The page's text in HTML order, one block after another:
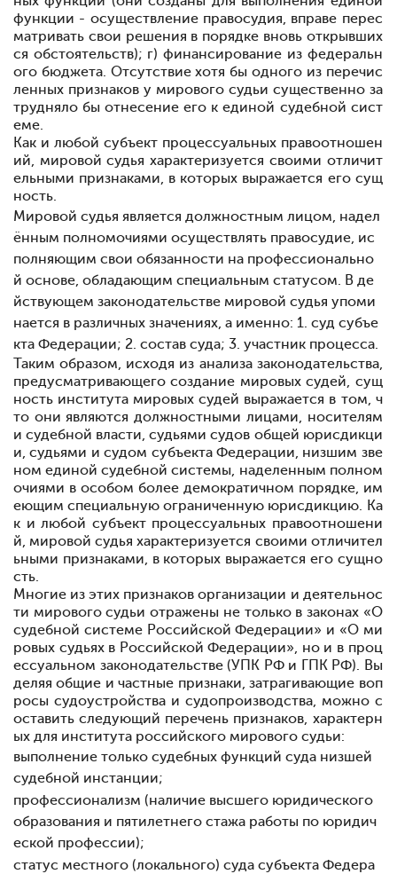
функции - осуществление правосудия, вправе перес
матривать свои решения в порядке вновь открывших
ся обстоятельств); г) финансирование из федеральн
ого бюджета. Отсутствие хотя бы одного из перечис
ленных признаков у мирового судьи существенно за
трудняло бы отнесение его к единой судебной сист
еме.
Как и любой субъект процессуальных правоотношен
ий, мировой судья характеризуется своими отличит
ельными признаками, в которых выражается его сущ
ность.
Мировой судья является должностным лицом, надел
ённым полномочиями осуществлять правосудие, ис
полняющим свои обязанности на профессионально
й основе, обладающим специальным статусом. В де
йствующем законодательстве мировой судья упоми
нается в различных значениях, а именно: 1. суд субъе
кта Федерации; 2. состав суда; 3. участник процесса.
Таким образом, исходя из анализа законодательства,
предусматривающего создание мировых судей, сущ
ность института мировых судей выражается в том, ч
то они являются должностными лицами, носителям
и судебной власти, судьями судов общей юрисдикци
и, судьями и судом субъекта Федерации, низшим зве
ном единой судебной системы, наделенным полном
очиями в особом более демократичном порядке, им
еющим специальную ограниченную юрисдикцию. Ка
к и любой субъект процессуальных правоотношени
й, мировой судья характеризуется своими отличител
ьными признаками, в которых выражается его сущно
сть.
Многие из этих признаков организации и деятельнос
ти мирового судьи отражены не только в законах «О
судебной системе Российской Федерации» и «О ми
ровых судьях в Российской Федерации», но и в проц
ессуальном законодательстве (УПК РФ и ГПК РФ). Вы
деляя общие и частные признаки, затрагивающие воп
росы судоустройства и судопроизводства, можно с
оставить следующий перечень признаков, характерн
ых для института российского мирового судьи:
выполнение только судебных функций суда низшей
судебной инстанции;
профессионализм (наличие высшего юридического
образования и пятилетнего стажа работы по юридич
еской профессии);
статус местного (локального) суда субъекта Федера